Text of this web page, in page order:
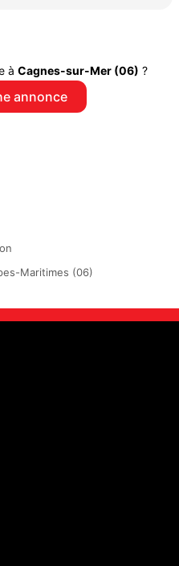
à Cagnes-sur-Mer (06) ?
annonce
Maritimes (06)